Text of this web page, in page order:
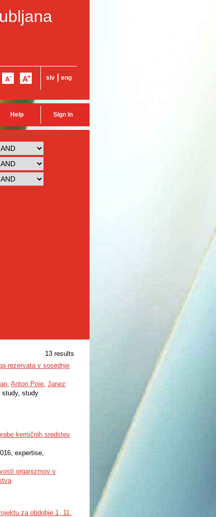
slv eng
Help Sign in
13 results
rezervata v sosednje
, Anton Poje, Janez
study, study
kemičnih sredstev
expertise,
organizmov v
za obdobje 1. 11.